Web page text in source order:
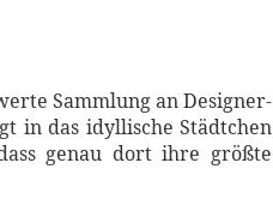
Sammlung an Designer-
in das idyllische Städtchen
genau dort ihre größte